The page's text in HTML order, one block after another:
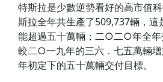
特斯拉是少數逆勢看好的高市值
斯拉全年共生產了509,737輛，這
能超過五十萬輛；二○二○年全年
較二○一九年的三六．七五萬輛
年初定下的五十萬輛交付目標。